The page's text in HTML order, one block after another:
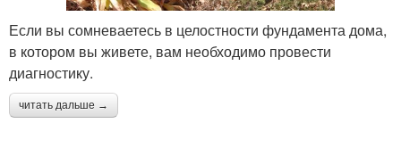
Если вы сомневаетесь в целостности фундамента дома,
в котором вы живете, вам необходимо провести
диагностику.
читать дальше →